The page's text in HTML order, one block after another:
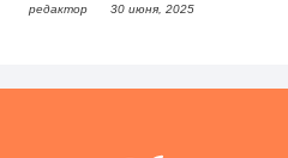
редактор 30 июня, 2025